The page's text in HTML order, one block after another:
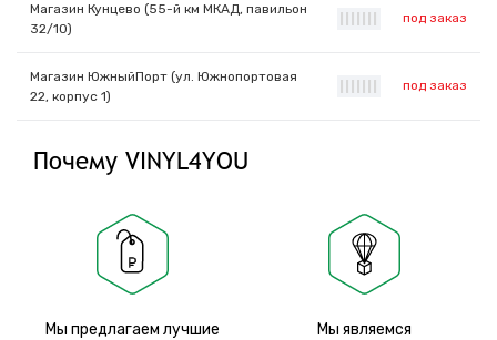
Магазин Кунцево (55-й км МКАД, павильон
32/10)
под заказ
Магазин ЮжныйПорт (ул. Южнопортовая
22, корпус 1)
под заказ
Почему VINYL4YOU
Мы предлагаем лучшие
Мы являемся